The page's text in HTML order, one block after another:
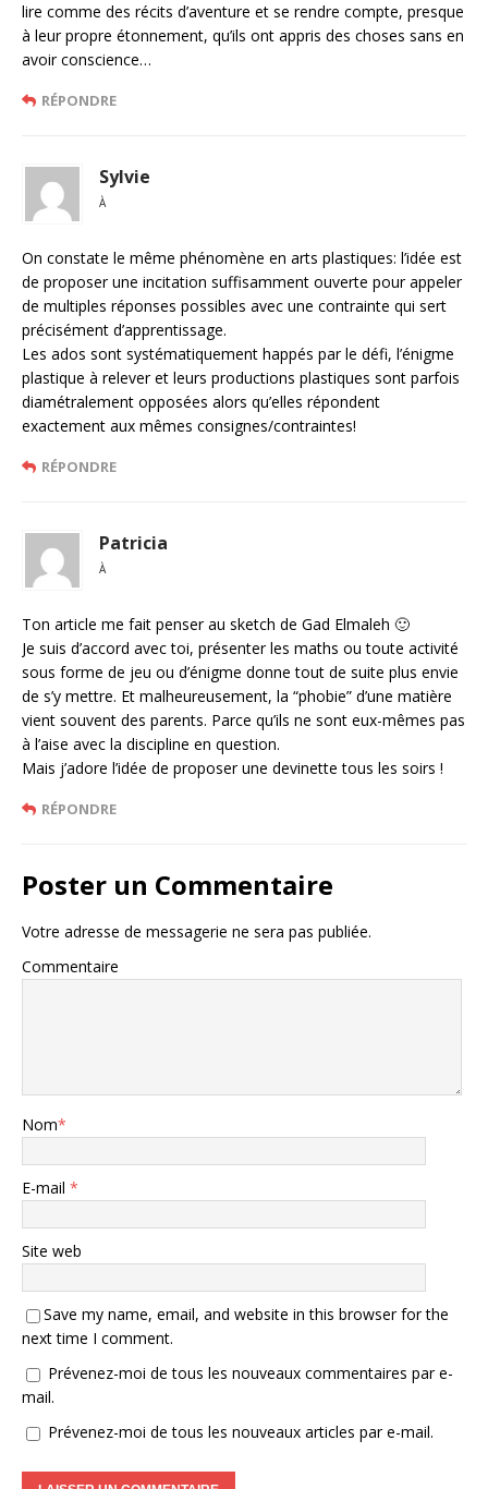
lire comme des récits d’aventure et se rendre compte, presque
à leur propre étonnement, qu’ils ont appris des choses sans en
avoir conscience…
RÉPONDRE
Sylvie
À
On constate le même phénomène en arts plastiques: l’idée est
de proposer une incitation suffisamment ouverte pour appeler
de multiples réponses possibles avec une contrainte qui sert
précisément d’apprentissage.
Les ados sont systématiquement happés par le défi, l’énigme
plastique à relever et leurs productions plastiques sont parfois
diamétralement opposées alors qu’elles répondent
exactement aux mêmes consignes/contraintes!
RÉPONDRE
Patricia
À
Ton article me fait penser au sketch de Gad Elmaleh 🙂
Je suis d’accord avec toi, présenter les maths ou toute activité
sous forme de jeu ou d’énigme donne tout de suite plus envie
de s’y mettre. Et malheureusement, la “phobie” d’une matière
vient souvent des parents. Parce qu’ils ne sont eux-mêmes pas
à l’aise avec la discipline en question.
Mais j’adore l’idée de proposer une devinette tous les soirs !
RÉPONDRE
Poster un Commentaire
Votre adresse de messagerie ne sera pas publiée.
Commentaire
Nom*
E-mail *
Site web
Save my name, email, and website in this browser for the
next time I comment.
Prévenez-moi de tous les nouveaux commentaires par e-
mail.
Prévenez-moi de tous les nouveaux articles par e-mail.